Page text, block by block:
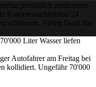
persönlich moderieren
Kommentarfunktion 24
schliessen. Vielen Dank für
Liter Wasser liefen
Autofahrer am Freitag bei
kollidiert. Ungefähr 70'000